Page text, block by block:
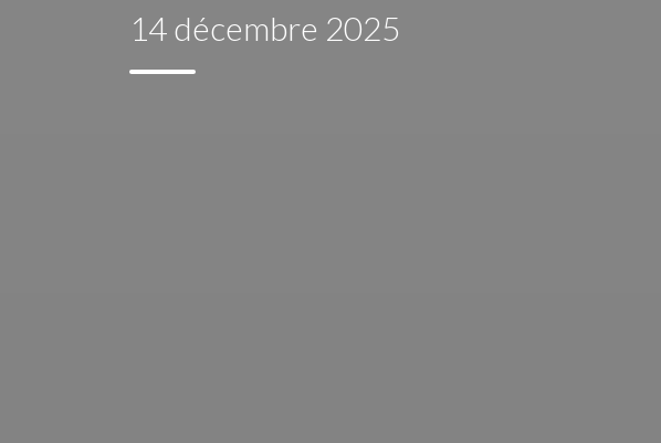
14 décembre 2025